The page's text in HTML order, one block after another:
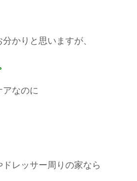
かりと思いますが、
アなのに
レッサー周りの家なら